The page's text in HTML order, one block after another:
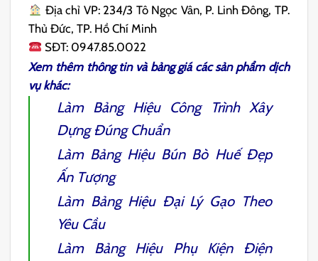
Địa chỉ VP: 234/3 Tô Ngọc Vân, P. Linh Đông, TP.
Thủ Đức, TP. Hồ Chí Minh
SĐT: 0947.85.0022
Xem thêm thông tin và bảng giá các sản phẩm dịch
vụ khác:
Làm Bảng Hiệu Công Trình Xây
DựngĐúng Chuẩn
Làm Bảng Hiệu Bún BòHuế Đẹp
Ấn Tượng
Làm Bảng Hiệu Đại Lý GạoTheo
Yêu Cầu
Làm
Bảng Hiệu Phụ Kiện Điện